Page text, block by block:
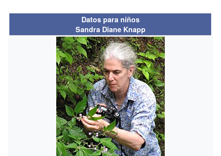
Datos para niños
Sandra Diane Knapp